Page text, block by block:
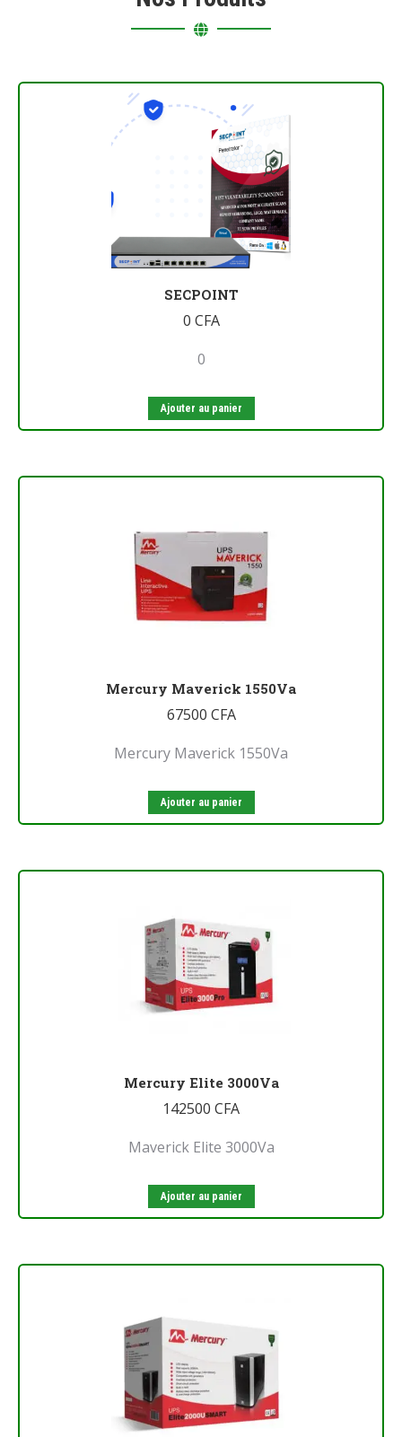
SECPOINT
0 CFA
0
Ajouter au panier
Mercury Maverick 1550Va
67500 CFA
Mercury Maverick 1550Va
Ajouter au panier
Mercury Elite 3000Va
142500 CFA
Maverick Elite 3000Va
Ajouter au panier